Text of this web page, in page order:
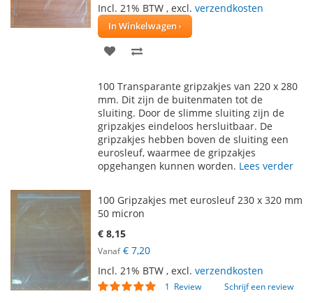
Incl. 21% BTW , excl. verzendkosten
In Winkelwagen
VOEG
AAN
VERLANGLIJST
TE
VERGELIJKEN
100 Transparante gripzakjes van 220 x 280
mm. Dit zijn de buitenmaten tot de
sluiting. Door de slimme sluiting zijn de
gripzakjes eindeloos hersluitbaar. De
gripzakjes hebben boven de sluiting een
eurosleuf, waarmee de gripzakjes
opgehangen kunnen worden. Lees verder
100 Gripzakjes met eurosleuf 230 x 320 mm
50 micron
€ 8,15
Vanaf € 7,20
Incl. 21% BTW , excl. verzendkosten
Waardering:
1 Review Schrijf een review